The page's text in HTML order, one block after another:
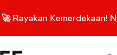
🚀 Rayakan Kemerdekaan!